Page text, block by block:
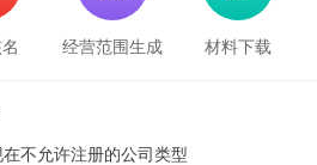
经营范围生成 材料下载
不允许注册的公司类型